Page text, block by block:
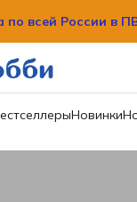
по всей России в
по всей России в
Новинки